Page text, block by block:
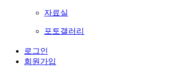
자료실
포토갤러리
로그인
회원가입